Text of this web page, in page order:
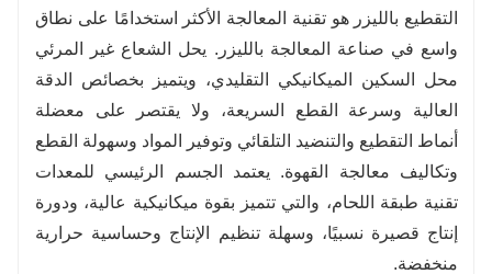
التقطيع بالليزر هو تقنية المعالجة الأكثر استخدامًا على نطاق
واسع في صناعة المعالجة بالليزر. يحل الشعاع غير المرئي
محل السكين الميكانيكي التقليدي، ويتميز بخصائص الدقة
العالية وسرعة القطع السريعة، ولا يقتصر على معضلة
أنماط التقطيع والتنضيد التلقائي وتوفير المواد وسهولة القطع
وتكاليف معالجة القهوة. يعتمد الجسم الرئيسي للمعدات
تقنية طبقة اللحام، والتي تتميز بقوة ميكانيكية عالية، ودورة
إنتاج قصيرة نسبيًا، وسهلة تنظيم الإنتاج وحساسية حرارية
منخفضة.